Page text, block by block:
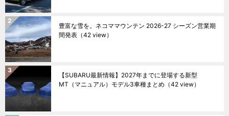
豊富な雪を。ネコママウンテン 2026-27 シーズン営業期
間発表 （42 view）
【SUBARU最新情報】2027年までに登場する新型
MT（マニュアル）モデル3車種まとめ （42 view）